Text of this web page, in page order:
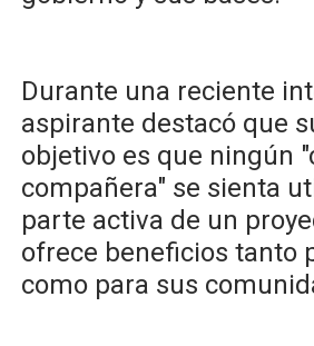
​Durante una reciente
aspirante destacó que
objetivo es que ningún
compañera" se sienta
parte activa de un
ofrece beneficios tanto
como para sus